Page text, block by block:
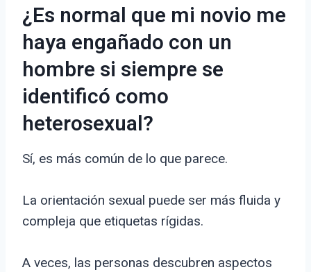
¿Es normal que mi novio me
haya engañado con un
hombre si siempre se
identificó como
heterosexual?
Sí, es más común de lo que parece.
La orientación sexual puede ser más fluida y
compleja que etiquetas rígidas.
A veces, las personas descubren aspectos